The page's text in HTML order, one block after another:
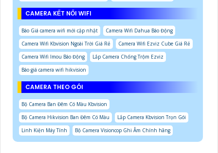
CAMERA KẾT NỐI WIFI
Báo Giá camera wifi mới cập nhật
Camera Wifi Dahua Báo Động
Camera Wifi Kbvision Ngoài Trời Giá Rẻ
Camera Wifi Ezviz Cube Giá Rẻ
Camera Wifi Imou Báo Động
Lắp Camera Chống Trộm Ezviz
Báo giá camera wifi hikvision
CAMERA THEO GÓI
Bộ Camera Ban Đêm Có Màu Kbvision
Bộ Camera Hikvision Ban Đêm Có Màu
Lắp Camera Kbvision Trọn Gói
Linh Kiện Máy Tính
Bộ Camera Visioncop Ghi Âm Chính hãng